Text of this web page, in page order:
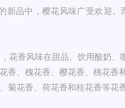
新品中，樱花风味广受欢迎
花香风味在甜品、饮用酸奶、
香、槐花香、樱花香、桃花香
菊花香、荷花香和桂花香等花